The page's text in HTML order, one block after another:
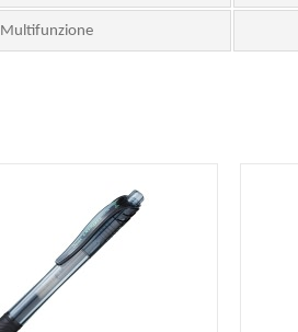
Multifunzione